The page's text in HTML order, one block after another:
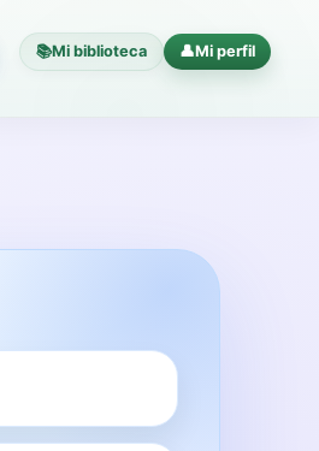
📚Mi biblioteca 👤Mi perfil